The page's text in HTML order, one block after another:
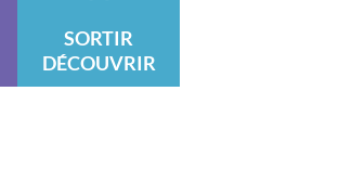
SORTIR
DÉCOUVRIR